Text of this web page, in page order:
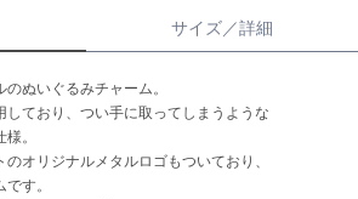
サイズ／詳細
ぬいぐるみチャーム。
しており、つい手に取ってしまうような
。
オリジナルメタルロゴもついており、
す。